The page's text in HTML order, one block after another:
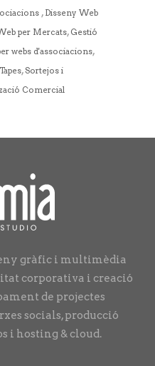
, Disseny Web
per Mercats, Gestió
webs d'associacions,
,Sortejos i
Comercial
gràfic i multimèdia
corporativa i creació
de projectes
socials, producció
i hosting & cloud.